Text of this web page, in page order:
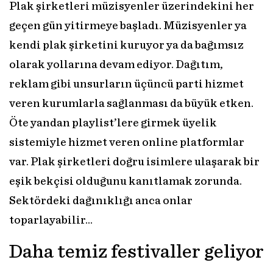
Plak şirketleri müzisyenler üzerindekini her
geçen gün yitirmeye başladı. Müzisyenler ya
kendi plak şirketini kuruyor ya da bağımsız
olarak yollarına devam ediyor. Dağıtım,
reklam gibi unsurların üçüncü parti hizmet
veren kurumlarla sağlanması da büyük etken.
Öte yandan playlist’lere girmek üyelik
sistemiyle hizmet veren online platformlar
var. Plak şirketleri doğru isimlere ulaşarak bir
eşik bekçisi olduğunu kanıtlamak zorunda.
Sektördeki dağınıklığı anca onlar
toparlayabilir…
Daha temiz festivaller geliyor